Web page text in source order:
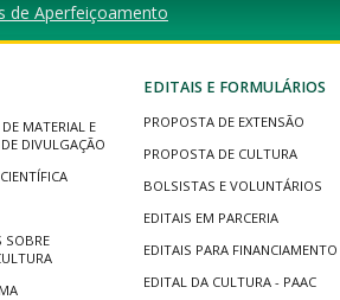
de Aperfeiçoamento
MATERIAL E
DIVULGAÇÃO
SOBRE
EDITAIS E FORMULÁRIOS
PROPOSTA DE EXTENSÃO
PROPOSTA DE CULTURA
BOLSISTAS E VOLUNTÁRIOS
EDITAIS EM PARCERIA
EDITAIS PARA FINANCIAMENTO
EDITAL DA CULTURA - PAAC